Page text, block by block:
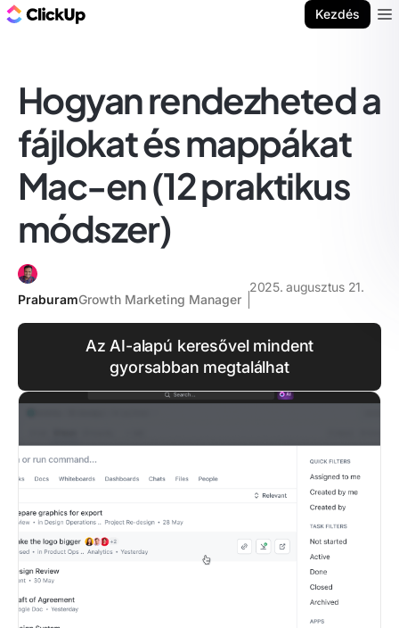
Kezdés
Hogyan rendezheted a
fájlokat és mappákat
Mac-en (12 praktikus
módszer)
PraburamGrowth Marketing Manager
2025. augusztus 21.
Az AI-alapú keresővel mindent
gyorsabban megtalálhat